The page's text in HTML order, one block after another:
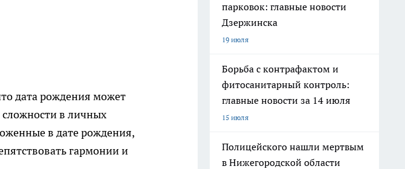
дата рождения может
сложности в личных
в дате рождения,
гармонии и
парковок: главные новости
Дзержинска
19 июля
Борьба с контрафактом и
фитосанитарный контроль:
главные новости за 14 июля
15 июля
Полицейского нашли мертвым
в Нижегородской области